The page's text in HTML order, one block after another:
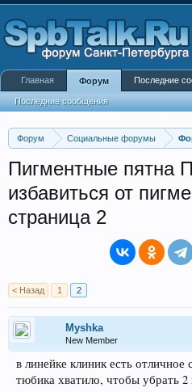
Форум Социальные форумы
Пигментные пятна
избавиться от
страница 2
< Назад 1 2
Myshka
New Member
в линейке клиник есть отличное
тюбика хватило, чтобы убрать
Главная Форум
Последние сообщения
Последние